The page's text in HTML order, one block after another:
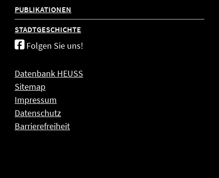
PUBLIKATIONEN
STADTGESCHICHTE
Folgen Sie uns!
Datenbank HEUSS
Sitemap
Impressum
Datenschutz
Barrierefreiheit